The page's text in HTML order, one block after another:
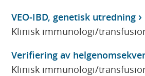
VEO-IBD, genetisk utredning
Klinisk immunologi/
Verifiering av
Klinisk immunologi/